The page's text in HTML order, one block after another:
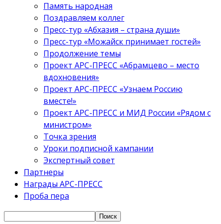
Память народная
Поздравляем коллег
Пресс-тур «Абхазия – страна души»
Пресс-тур «Можайск принимает гостей»
Продолжение темы
Проект АРС-ПРЕСС «Абрамцево – место
вдохновения»
Проект АРС-ПРЕСС «Узнаем Россию
вместе!»
Проект АРС-ПРЕСС и МИД России «Рядом с
министром»
Точка зрения
Уроки подписной кампании
Экспертный совет
Партнеры
Награды АРС-ПРЕСС
Проба пера